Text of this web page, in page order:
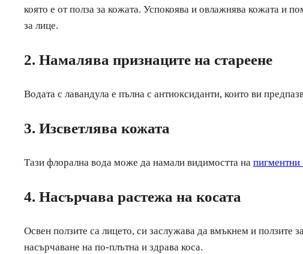
която е от полза за кожата. Успокоява и овлажнява кожата и
за лице.
2. Намалява признаците на стареене
Водата с лавандула е пълна с антиоксиданти, които ви
3. Изсветлява кожата
Тази флорална вода може да намали видимостта на пигментни
4. Насърчава растежа на косата
Освен ползите са лицето, си заслужава да вмъкнем и ползите
насърчаване на по-плътна и здрава коса.